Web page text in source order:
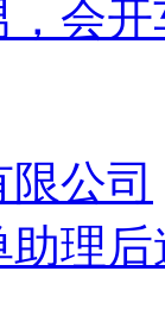
，会开
公司
助理